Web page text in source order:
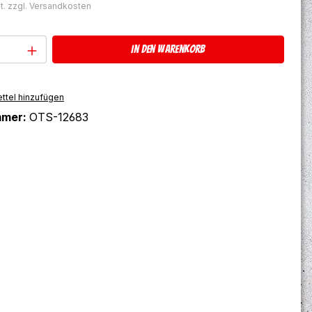
zzgl. Versandkosten
Anzahl: Gib den gewünschten Wert
In den Warenkorb
hinzufügen
OTS-12683